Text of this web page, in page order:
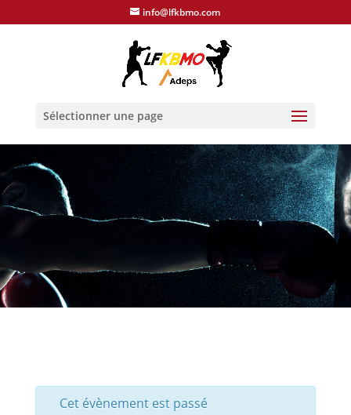
info@lfkbmo.com
Sélectionner une page
Cet évènement est passé